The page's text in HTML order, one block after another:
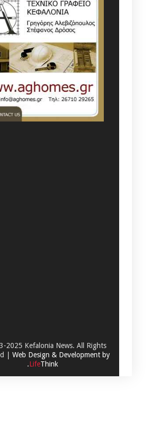
2025 Kefalonia News. All Rights
| Web Design & Development by
.LifeThink